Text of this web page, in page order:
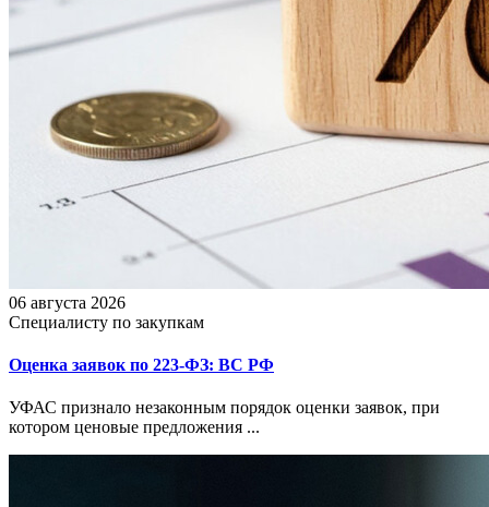
06 августа 2026
Специалисту по закупкам
Оценка заявок по 223-ФЗ: ВС РФ
УФАС признало незаконным порядок оценки заявок, при
котором ценовые предложения ...